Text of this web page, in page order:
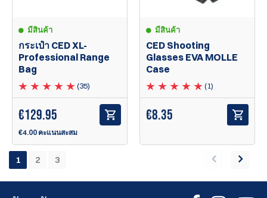
มีสินค้า
กระเป๋า CED XL-
Professional Range
Bag
(35)
€129.95
€4.00 คะแนนสะสม
มีสินค้า
CED Shooting
Glasses EVA MOLLE
Case
(1)
€8.35
1 2 3